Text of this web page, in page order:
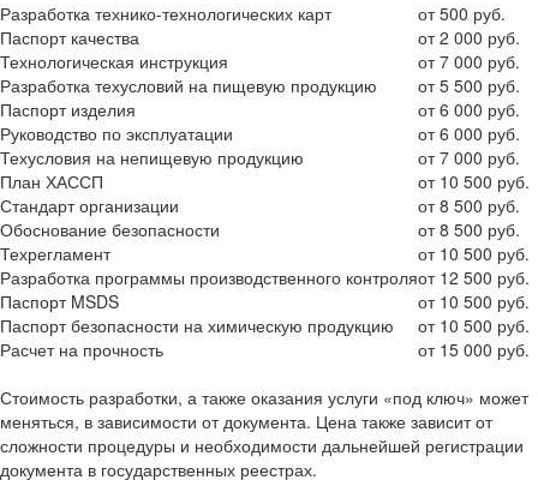
Разработка технико-технологических карт
от 500 руб.
Паспорт качества
от 2 000 руб.
Технологическая инструкция
от 7 000 руб.
Разработка техусловий на пищевую продукцию
от 5 500 руб.
Паспорт изделия
от 6 000 руб.
Руководство по эксплуатации
от 6 000 руб.
Техусловия на непищевую продукцию
от 7 000 руб.
План ХАССП
от 10 500 руб.
Стандарт организации
от 8 500 руб.
Обоснование безопасности
от 8 500 руб.
Техрегламент
от 10 500 руб.
Разработка программы производственного контроляот 12 500 руб.
Паспорт MSDS
от 10 500 руб.
Паспорт безопасности на химическую продукцию
от 10 500 руб.
Расчет на прочность
от 15 000 руб.
Стоимость разработки, а также оказания услуги «под ключ» может
меняться, в зависимости от документа. Цена также зависит от
сложности процедуры и необходимости дальнейшей регистрации
документа в государственных реестрах.